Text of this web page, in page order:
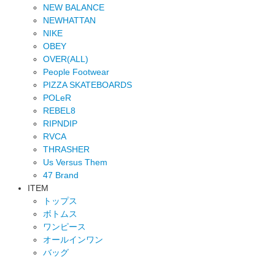
NEW BALANCE
NEWHATTAN
NIKE
OBEY
OVER(ALL)
People Footwear
PIZZA SKATEBOARDS
POLeR
REBEL8
RIPNDIP
RVCA
THRASHER
Us Versus Them
47 Brand
ITEM
トップス
ボトムス
ワンピース
オールインワン
バッグ